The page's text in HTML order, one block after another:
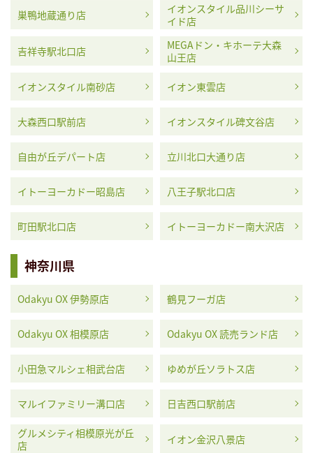
巣鴨地蔵通り店
イオンスタイル品川シーサ
イド店
吉祥寺駅北口店
MEGAドン・キホーテ大森
山王店
イオンスタイル南砂店 イオン東雲店
大森西口駅前店 イオンスタイル碑文谷店
自由が丘デパート店 立川北口大通り店
イトーヨーカドー昭島店 八王子駅北口店
町田駅北口店 イトーヨーカドー南大沢店
神奈川県
Odakyu OX 伊勢原店 鶴見フーガ店
Odakyu OX 相模原店 Odakyu OX 読売ランド店
小田急マルシェ相武台店 ゆめが丘ソラトス店
マルイファミリー溝口店 日吉西口駅前店
グルメシティ相模原光が丘
店
イオン金沢八景店